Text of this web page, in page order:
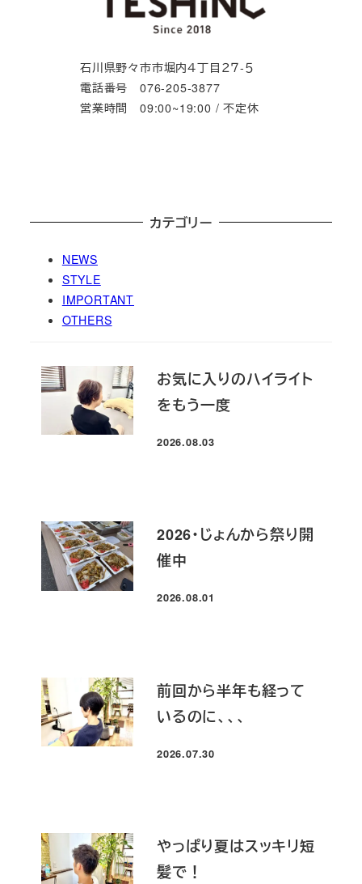
石川県野々市市堀内４丁目２７-５
電話番号 076-205-3877
営業時間 09:00~19:00 / 不定休
カテゴリー
NEWS
STYLE
IMPORTANT
OTHERS
お気に入りのハイライト
をもう一度
投稿日
2026.08.03
2026・じょんから祭り開
催中
投稿日
2026.08.01
前回から半年も経って
いるのに、、、
投稿日
2026.07.30
やっぱり夏はスッキリ短
髪で！